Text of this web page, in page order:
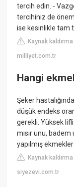
tercih edin. -
tercihiniz de
ise kesinlikle tam
Kaynak
milliyet.com.tr
Hangi
Şeker
düşük endeks
gerekli. Yüksek
mısır unu,
yapılmış ekmekler
Kaynak
siyezevi.com.tr